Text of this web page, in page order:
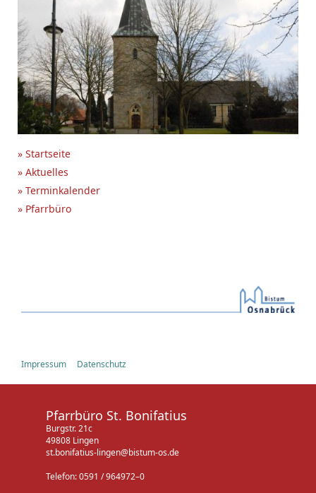
» Startseite
» Aktuelles
» Terminkalender
» Pfarrbüro
Impressum Datenschutz
Pfarrbüro St. Bonifatius
Burgstr. 21c
49808 Lingen
st.bonifatius-lingen@bistum-os.de
Telefon: 0591 / 964972–0